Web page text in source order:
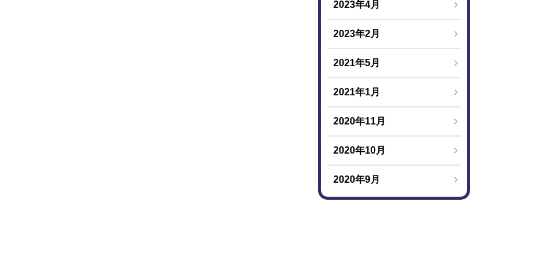
2023年4月
2023年2月
2021年5月
2021年1月
2020年11月
2020年10月
2020年9月